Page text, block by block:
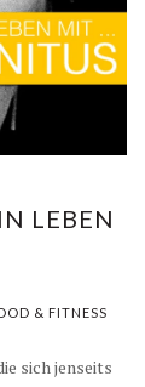
LEBEN
& FITNESS
sich jenseits